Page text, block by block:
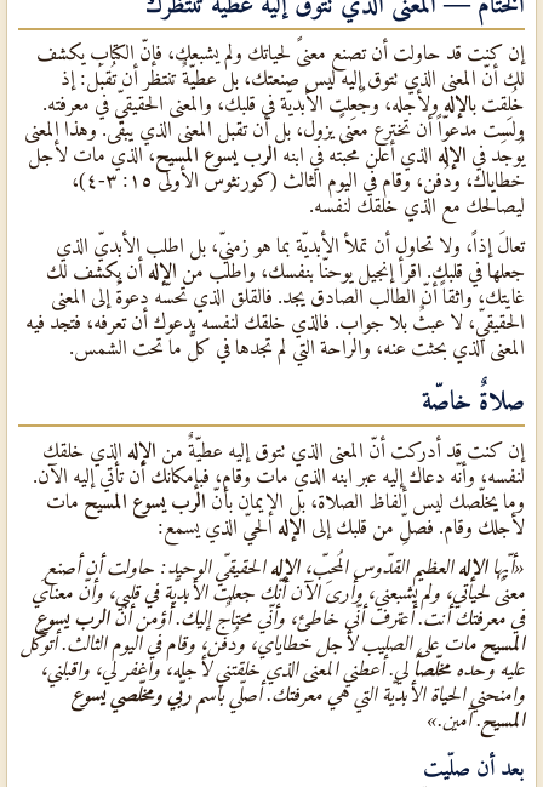
إن كنت قد حاولت أن تصنع معنىً لحياتك ولم يشبعك، فإنّ الكتاب يكشف
لك أنّ المعنى الذي تتوق إليه ليس صنعتك، بل عطيّةٌ تنتظر أن تُقبَل: إذ
خُلِقت بالإله ولأجله، وجُعِلت الأبديّة في قلبك، والمعنى الحقيقيّ في معرفته.
ولست مدعوّاً أن تخترع معنىً يزول، بل أن تقبل المعنى الذي يبقى. وهذا المعنى
يُوجَد في الإله الذي أعلن محبّته في ابنه الرب يسوع المسيح، الذي مات لأجل
خطاياك، ودُفن، وقام في اليوم الثالث (كورنثوس الأولى ١٥: ٣-٤)،
ليصالحك مع الذي خلقك لنفسه.
تعالَ إذاً، ولا تحاول أن تملأ الأبديّة بما هو زمنيّ، بل اطلب الأبديّ الذي
جعلها في قلبك. اقرأ إنجيل يوحنّا بنفسك، واطلب من الإله أن يكشف لك
غايتك، واثقاً أنّ الطالب الصادق يجد. فالقلق الذي تحسّه دعوةٌ إلى المعنى
الحقيقيّ، لا عبثٌ بلا جواب. فالذي خلقك لنفسه يدعوك أن تعرفه، فتجد فيه
المعنى الذي بحثت عنه، والراحة التي لم تجدها في كلّ ما تحت الشمس.
صلاةٌ خاصّة
إن كنت قد أدركت أنّ المعنى الذي تتوق إليه عطيّةٌ من الإله الذي خلقك
لنفسه، وأنّه دعاك إليه عبر ابنه الذي مات وقام، فبإمكانك أن تأتي إليه الآن.
وما يخلّصك ليس ألفاظ الصلاة، بل الإيمان بأنّ الرب يسوع المسيح مات
لأجلك وقام. فصلِّ من قلبك إلى الإله الحيّ الذي يسمع:
«أيّهاالإله العظيم القدّوس المُحِبّ،الإله الحقيقيّ الوحيد: حاولت أن أصنع
معنىً لحياتي، ولم يشبعني، وأرى الآن أنّك جعلت الأبديّة في قلبي، وأنّ معنايَ
في معرفتك أنت. أعترف أنّي خاطئ، وأنّي محتاجٌ إليك. أؤمن أنّالرب يسوع
المسيح مات على الصليب لأجل خطاياي، ودُفن، وقام في اليوم الثالث. أتوكّل
عليه وحدهمخلّصاً لي. أعطني المعنى الذي خلقتني لأجله، واغفر لي، واقبلني،
وامنحني الحياة الأبديّة التي هي معرفتك. أصلّي باسمربّي ومخلّصي يسوع
المسيح. آمين.»
بعد أن صلّيت